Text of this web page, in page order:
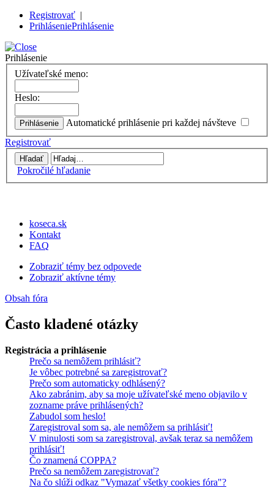
Registrovať |
PrihláseniePrihlásenie
Prihlásenie
Užívateľské meno:
Heslo:
Automatické prihlásenie pri každej návšteve
Registrovať
Pokročilé hľadanie
koseca.sk
Kontakt
FAQ
Zobraziť témy bez odpovede
Zobraziť aktívne témy
Obsah fóra
Často kladené otázky
Registrácia a prihlásenie
Prečo sa nemôžem prihlásiť?
Je vôbec potrebné sa zaregistrovať?
Prečo som automaticky odhlásený?
Ako zabránim, aby sa moje užívateľské meno objavilo v
zozname práve prihlásených?
Zabudol som heslo!
Zaregistroval som sa, ale nemôžem sa prihlásiť!
V minulosti som sa zaregistroval, avšak teraz sa nemôžem
prihlásiť!
Čo znamená COPPA?
Prečo sa nemôžem zaregistrovať?
Na čo slúži odkaz "Vymazať všetky cookies fóra"?